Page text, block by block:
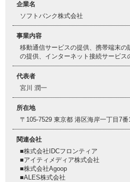
企業名
ソフトバンク株式会社
事業内容
移動通信サービスの提供、携帯端末の
の提供、インターネット接続サービス
代表者
宮川 潤一
所在地
〒105-7529 東京都 港区海岸一丁目7番
関連会社
■株式会社IDCフロンティア
■アイティメディア株式会社
■株式会社Agoop
■ALES株式会社